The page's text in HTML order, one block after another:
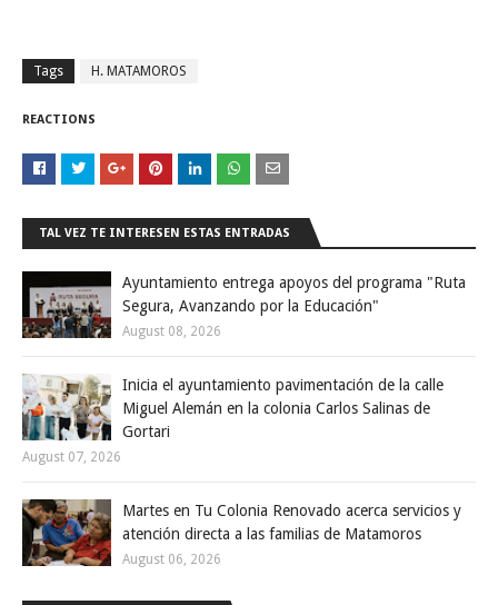
Tags H. MATAMOROS
REACTIONS
TAL VEZ TE INTERESEN ESTAS ENTRADAS
Ayuntamiento entrega apoyos del programa "Ruta
Segura, Avanzando por la Educación"
August 08, 2026
Inicia el ayuntamiento pavimentación de la calle
Miguel Alemán en la colonia Carlos Salinas de
Gortari
August 07, 2026
Martes en Tu Colonia Renovado acerca servicios y
atención directa a las familias de Matamoros
August 06, 2026